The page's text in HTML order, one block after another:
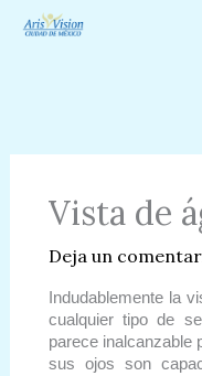
Vista de
Deja un
Indudablemente la
cualquier tipo de
parece inalcanzable
sus ojos son